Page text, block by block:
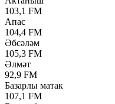
103,1 FM
Апас
104,4 FM
Әбсәләм
105,3 FM
Әлмәт
92,9 FM
Базарлы матак
107,1 FM